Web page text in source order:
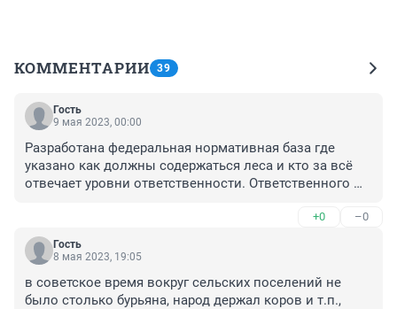
КОММЕНТАРИИ 39
Гость
9 мая 2023, 00:00
Разработана федеральная нормативная база где
указано как должны содержаться леса и кто за всё
отвечает уровни ответственности. Ответственного
нагибает заявителей. Когда я прихожу и выписываю
20 кубометров дров на деляне мне разьясняют кучу
нормативов и проверяют их исполнение с моей
+0 –0
Гость
8 мая 2023, 19:05
в советское время вокруг сельских поселений не
было столько бурьяна, народ держал коров и т.п.,